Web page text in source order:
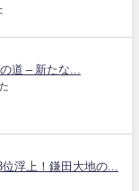
道 – 新たな...
浮上！鎌田大地の...